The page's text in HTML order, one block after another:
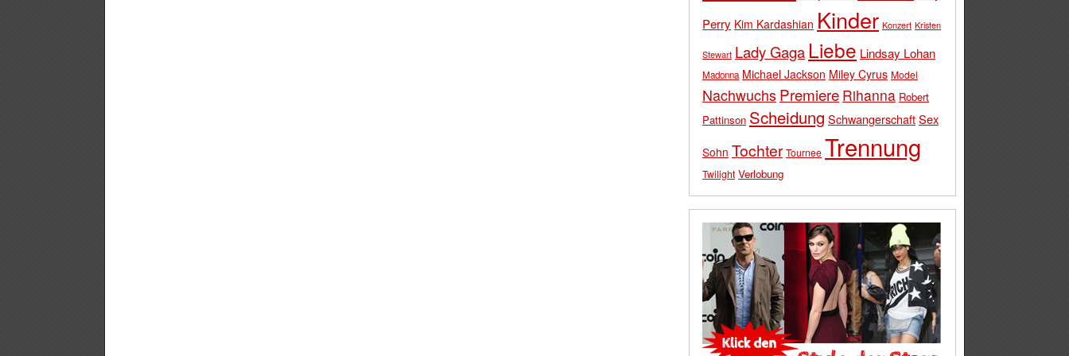
Perry Kim Kardashian Kinder Konzert Kristen
Stewart Lady Gaga Liebe Lindsay Lohan
Madonna Michael Jackson Miley Cyrus Model
Nachwuchs Premiere Rihanna Robert
Pattinson Scheidung SchwangerschaftSex
Sohn Tochter Tournee Trennung
Twilight Verlobung